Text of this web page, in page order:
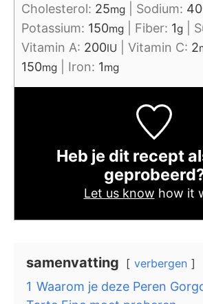
Cholesterol: 25mg Sodium:
Potassium: 150mg Fiber: 1g
Vitamin A: 200IU Vitamin C: 2
150mg Iron: 1mg
Heb je dit recept
Let us know how it
samenvatting verbergen
1 Waarom je deze Peren